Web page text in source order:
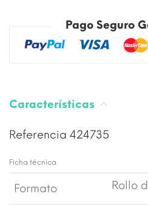
Pago Seguro
Características
Referencia 424735
Ficha técnica
Formato Rollo